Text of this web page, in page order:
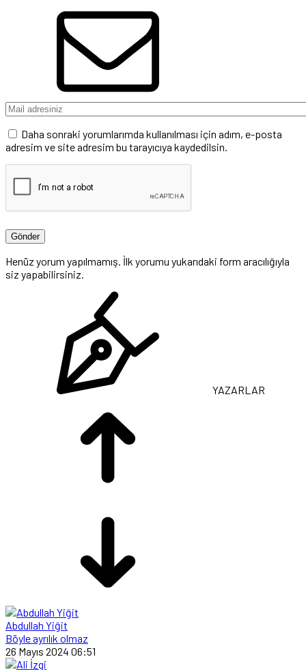
Daha sonraki yorumlarımda kullanılması için adım, e-posta
adresim ve site adresim bu tarayıcıya kaydedilsin.
Henüz yorum yapılmamış. İlk yorumu yukarıdaki form aracılığıyla
siz yapabilirsiniz.
YAZARLAR
Abdullah Yiğit
Böyle ayrılık olmaz
26 Mayıs 2024 06:51